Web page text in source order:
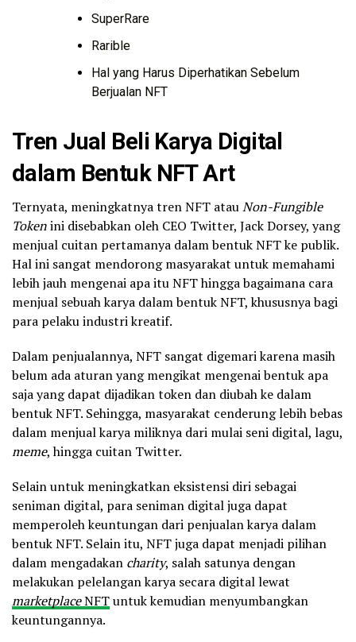
SuperRare
Rarible
Hal yang Harus Diperhatikan Sebelum
Berjualan NFT
Tren Jual Beli Karya Digital
dalam Bentuk NFT Art
Ternyata, meningkatnya tren NFT atauNon-Fungible
Tokenini disebabkan oleh CEO Twitter, Jack Dorsey, yang
menjual cuitan pertamanya dalam bentuk NFT ke publik.
Hal ini sangat mendorong masyarakat untuk memahami
lebih jauh mengenai apa itu NFT hingga bagaimana cara
menjual sebuah karya dalam bentuk NFT, khususnya bagi
para pelaku industri kreatif.
Dalam penjualannya, NFT sangat digemari karena masih
belum ada aturan yang mengikat mengenai bentuk apa
saja yang dapat dijadikan token dan diubah ke dalam
bentuk NFT. Sehingga, masyarakat cenderung lebih bebas
dalam menjual karya miliknya dari mulai seni digital, lagu,
meme, hingga cuitan Twitter.
Selain untuk meningkatkan eksistensi diri sebagai
seniman digital, para seniman digital juga dapat
memperoleh keuntungan dari penjualan karya dalam
bentuk NFT. Selain itu, NFT juga dapat menjadi pilihan
dalam mengadakan charity, salah satunya dengan
melakukan pelelangan karya secara digital lewat
marketplaceNFTuntuk kemudian menyumbangkan
keuntungannya.